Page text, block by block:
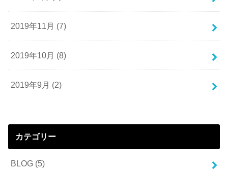
2019年11月 (7)
2019年10月 (8)
2019年9月 (2)
カテゴリー
BLOG (5)